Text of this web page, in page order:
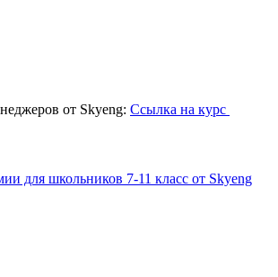
от Skyeng: Ссылка на курс
для школьников 7-11 класс от Skyeng